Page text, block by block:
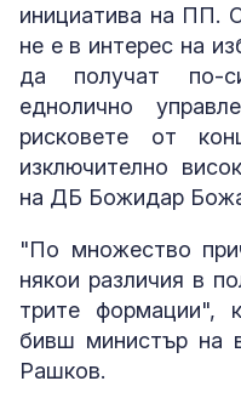
инициатива на ПП.
не е в интерес на
да получат по-
еднолично
рисковете от
изключително
на ДБ Божидар
"По множество
някои различия в
трите формации",
бивш министър на
Рашков.